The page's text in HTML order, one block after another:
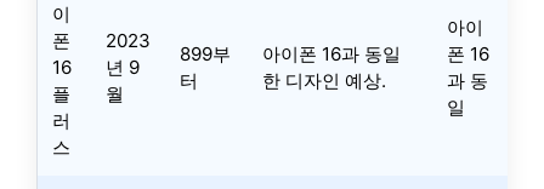
이
폰
16
플
러
스
2023
년 9
월
899부
터
아이폰 16과 동일
한 디자인 예상.
아이
폰 16
과 동
일